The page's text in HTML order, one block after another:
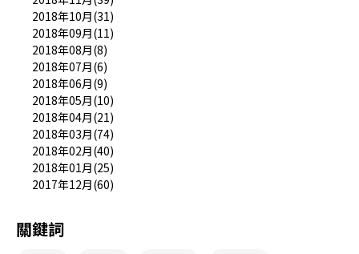
2018年10月(31)
2018年09月(11)
2018年08月(8)
2018年07月(6)
2018年06月(9)
2018年05月(10)
2018年04月(21)
2018年03月(74)
2018年02月(40)
2018年01月(25)
2017年12月(60)
關鍵詞